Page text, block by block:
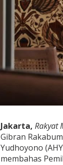
u
m
a
h
A
H
Y
,
D
o
a
t
B
u
Jakarta, Rakyat
Gibran
Yudhoyono
membahas